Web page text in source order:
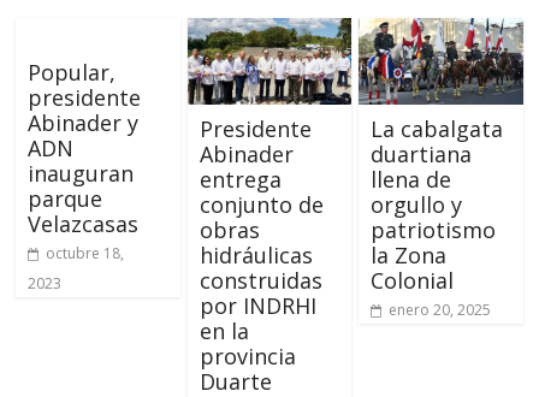
Popular,
presidente
Abinader y
ADN
inauguran
parque
Velazcasas
octubre 18,
2023
Presidente
Abinader
entrega
conjunto de
obras
hidráulicas
construidas
por INDRHI
en la
provincia
Duarte
La cabalgata
duartiana
llena de
orgullo y
patriotismo
la Zona
Colonial
enero 20, 2025